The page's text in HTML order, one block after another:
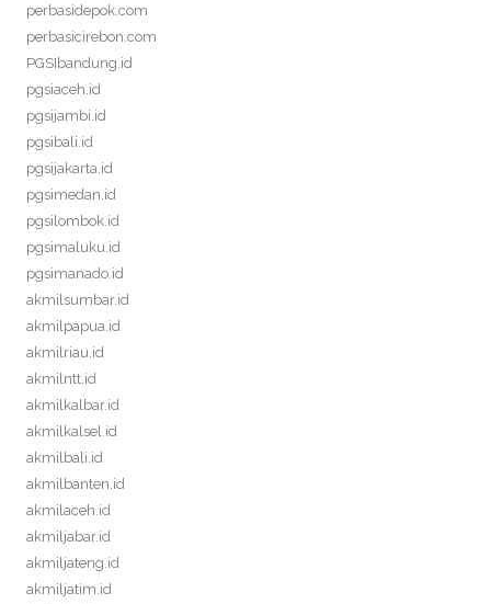
perbasidepok.com
perbasicirebon.com
PGSIbandung.id
pgsiaceh.id
pgsijambi.id
pgsibali.id
pgsijakarta.id
pgsimedan.id
pgsilombok.id
pgsimaluku.id
pgsimanado.id
akmilsumbar.id
akmilpapua.id
akmilriau.id
akmilntt.id
akmilkalbar.id
akmilkalsel.id
akmilbali.id
akmilbanten.id
akmilaceh.id
akmiljabar.id
akmiljateng.id
akmiljatim.id